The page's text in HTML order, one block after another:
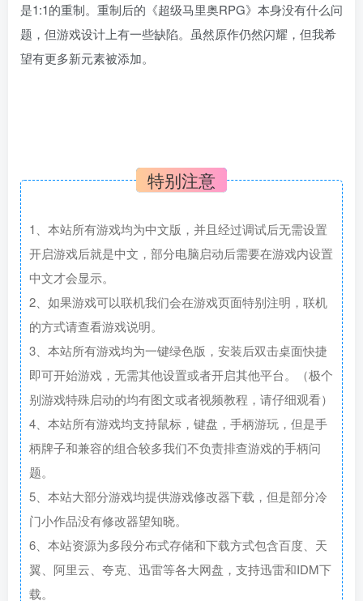
是1:1的重制。重制后的《超级马里奥RPG》本身没有什么问
题，但游戏设计上有一些缺陷。虽然原作仍然闪耀，但我希
望有更多新元素被添加。
特别注意
1、本站所有游戏均为中文版，并且经过调试后无需设置
开启游戏后就是中文，部分电脑启动后需要在游戏内设置
中文才会显示。
2、如果游戏可以联机我们会在游戏页面特别注明，联机
的方式请查看游戏说明。
3、本站所有游戏均为一键绿色版，安装后双击桌面快捷
即可开始游戏，无需其他设置或者开启其他平台。（极个
别游戏特殊启动的均有图文或者视频教程，请仔细观看）
4、本站所有游戏均支持鼠标，键盘，手柄游玩，但是手
柄牌子和兼容的组合较多我们不负责排查游戏的手柄问
题。
5、本站大部分游戏均提供游戏修改器下载，但是部分冷
门小作品没有修改器望知晓。
6、本站资源为多段分布式存储和下载方式包含百度、天
翼、阿里云、夸克、迅雷等各大网盘，支持迅雷和IDM下
载。